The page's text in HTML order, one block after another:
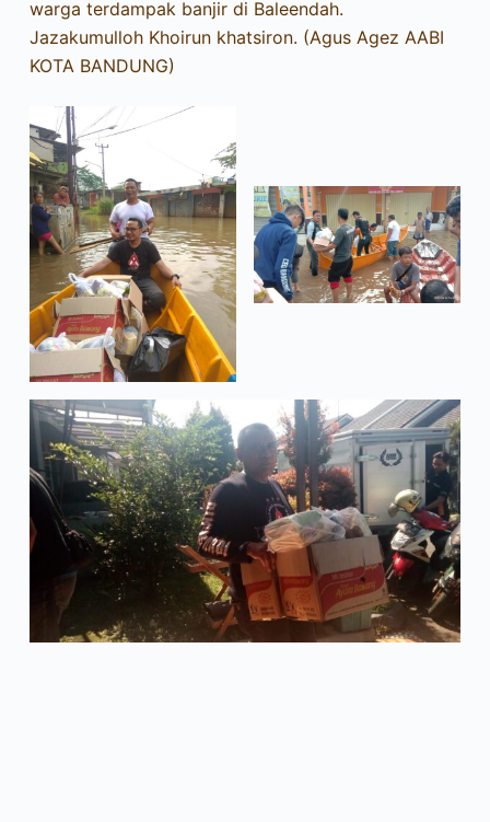
warga terdampak banjir di Baleendah.
Jazakumulloh Khoirun khatsiron. (Agus Agez AABI
KOTA BANDUNG)